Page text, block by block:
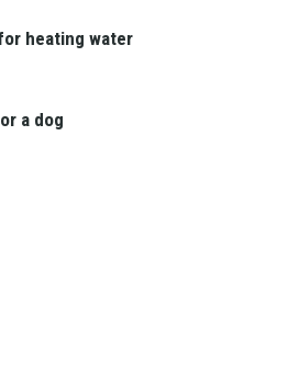
heating water
a dog